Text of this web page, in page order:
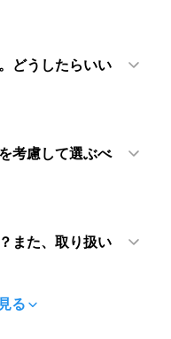
どうしたらいい
考慮して選ぶべ
また、取り扱い
る